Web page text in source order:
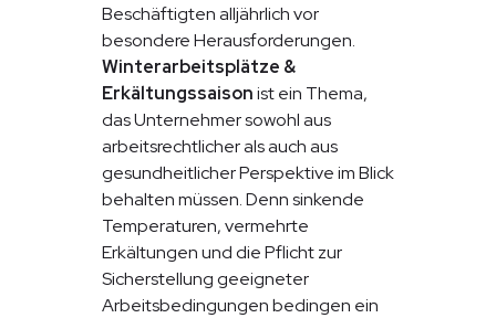
Beschäftigten alljährlich vor
besondere Herausforderungen.
Winterarbeitsplätze &
Erkältungssaisonist ein Thema,
das Unternehmer sowohl aus
arbeitsrechtlicher als auch aus
gesundheitlicher Perspektive im Blick
behalten müssen. Denn sinkende
Temperaturen, vermehrte
Erkältungen und die Pflicht zur
Sicherstellung geeigneter
Arbeitsbedingungen bedingen ein